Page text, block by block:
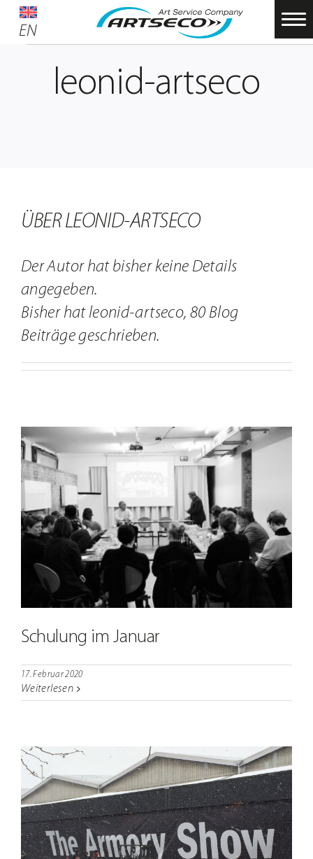
Zum
Inhalt
EN
EN
leonid-artseco
ÜBERLEONID-ARTSECO
Der Autor hat bisher keine Details
angegeben.
Bisher hat leonid-artseco, 80 Blog
Beiträge geschrieben.
Schulung im Januar
17. Februar 2020
Weiterlesen
Service
Foto Raum
Schulungen
ARTSECO Blog – Stories und Infos
Jobs